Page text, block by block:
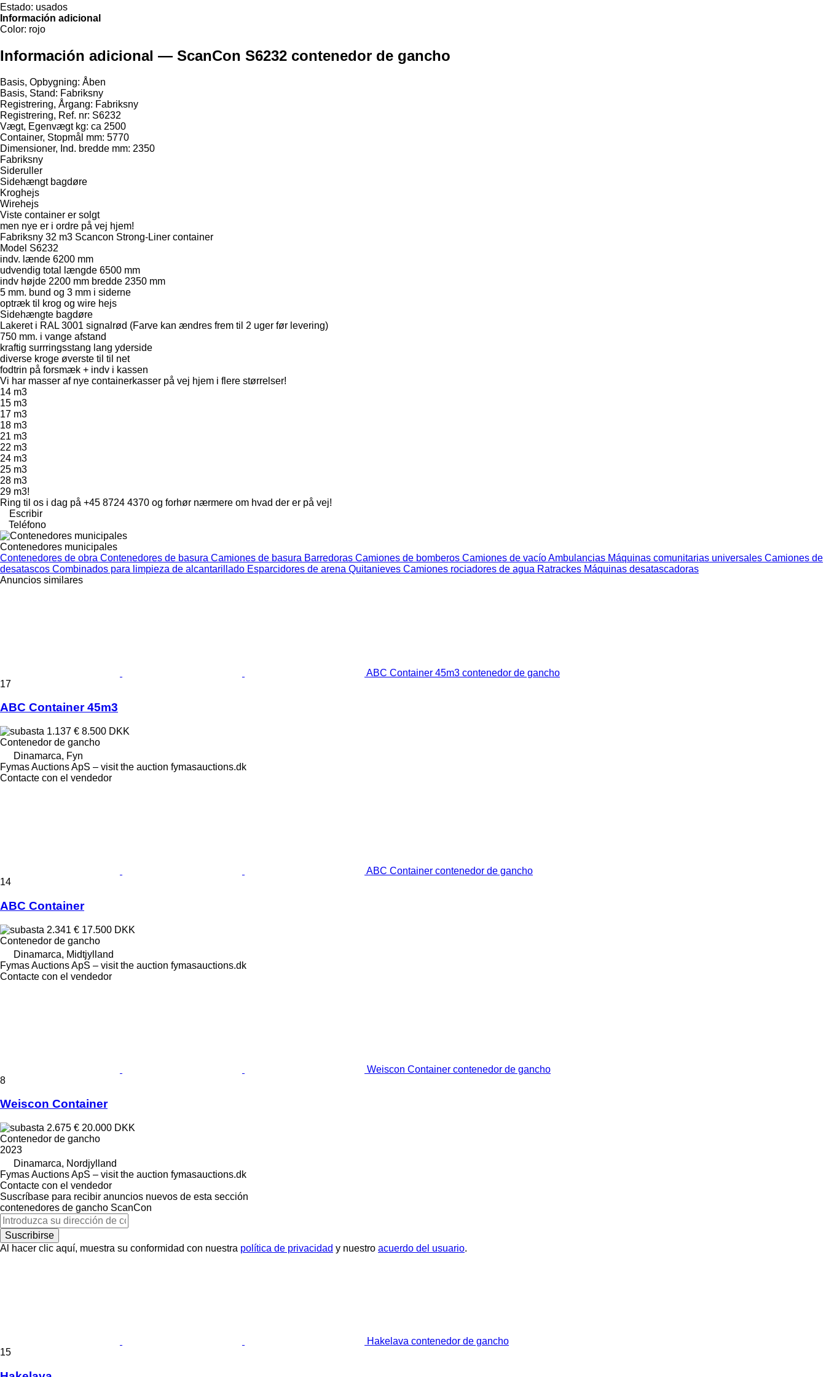
Estado: usados
Información adicional
Color: rojo
Información adicional — ScanCon S6232 contenedor de gancho
Basis, Opbygning: Åben
Basis, Stand: Fabriksny
Registrering, Årgang: Fabriksny
Registrering, Ref. nr: S6232
Vægt, Egenvægt kg: ca 2500
Container, Stopmål mm: 5770
Dimensioner, Ind. bredde mm: 2350
Fabriksny
Sideruller
Sidehængt bagdøre
Kroghejs
Wirehejs
Viste container er solgt
men nye er i ordre på vej hjem!
Fabriksny 32 m3 Scancon Strong-Liner container
Model S6232
indv. lænde 6200 mm
udvendig total længde 6500 mm
indv højde 2200 mm bredde 2350 mm
5 mm. bund og 3 mm i siderne
optræk til krog og wire hejs
Sidehængte bagdøre
Lakeret i RAL 3001 signalrød (Farve kan ændres frem til 2 uger før levering)
750 mm. i vange afstand
kraftig surrringsstang lang yderside
diverse kroge øverste til til net
fodtrin på forsmæk + indv i kassen
Vi har masser af nye containerkasser på vej hjem i flere størrelser!
14 m3
15 m3
17 m3
18 m3
21 m3
22 m3
24 m3
25 m3
28 m3
29 m3!
Ring til os i dag på +45 8724 4370 og forhør nærmere om hvad der er på vej!
Escribir
Teléfono
Contenedores municipales
Contenedores de obra Contenedores de basura Camiones de basura Barredoras Camiones de bomberos Camiones de vacíoAmbulancias Máquinas comunitarias universales Camiones de
desatascos Combinados para limpieza de alcantarillado Esparcidores de arena Quitanieves Camiones rociadores de agua Ratrackes Máquinas desatascadoras
Anuncios similares
ABC Container 45m3 contenedor de gancho
17
ABC Container 45m3
1.137 € 8.500 DKK
Contenedor de gancho
Dinamarca, Fyn
Fymas Auctions ApS – visit the auction fymasauctions.dk
Contacte con el vendedor
ABC Container contenedor de gancho
14
ABC Container
2.341 € 17.500 DKK
Contenedor de gancho
Dinamarca, Midtjylland
Fymas Auctions ApS – visit the auction fymasauctions.dk
Contacte con el vendedor
Weiscon Container contenedor de gancho
8
Weiscon Container
2.675 € 20.000 DKK
Contenedor de gancho
2023
Dinamarca, Nordjylland
Fymas Auctions ApS – visit the auction fymasauctions.dk
Contacte con el vendedor
Suscríbase para recibir anuncios nuevos de esta sección
contenedores de gancho ScanCon
Suscribirse
Al hacer clic aquí, muestra su conformidad con nuestra política de privacidad y nuestro acuerdo del usuario.
Hakelava contenedor de gancho
15